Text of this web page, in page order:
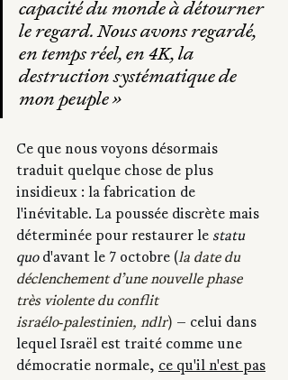
capacité du monde à détourner
le regard. Nous avons regardé,
en temps réel, en 4K, la
destruction systématique de
mon peuple »
Ce que nous voyons désormais
traduit quelque chose de plus
insidieux : la fabrication de
l'inévitable. La poussée discrète mais
déterminée pour restaurer le statu
quo d'avant le 7 octobre (la date du
déclenchement d’une nouvelle phase
très violente du conflit
israélo‑palestinien, ndlr) — celui dans
lequel Israël est traité comme une
démocratie normale, ce qu'il n'est pas